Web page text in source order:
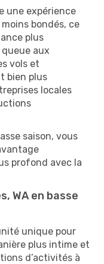
une expérience
bondés, ce
plus
aux
vols et
bien plus
locales
saison, vous
profond avec la
WA en basse
unique pour
plus intime et
d’activités à